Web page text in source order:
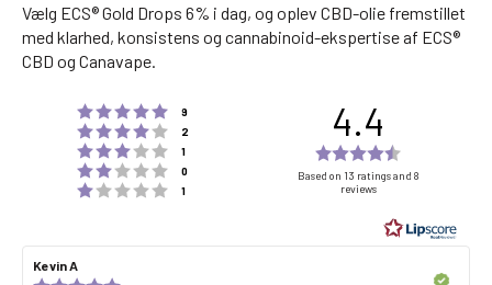
Vælg ECS® Gold Drops 6% i dag, og oplev CBD-olie fremstillet
med klarhed, konsistens og cannabinoid-ekspertise af ECS®
CBD og Canavape.
Rating 5 out of 5 stars
9
Rating 4 out of 5 stars
2
Rating 3 out of 5 stars
1
Rating 2 out of 5 stars
0
Rating 1 out of 5 stars
1
4.4
4.4
of
5
stars
Based on 13 ratings and 8
reviews
Review
author:
Kevin A
date: